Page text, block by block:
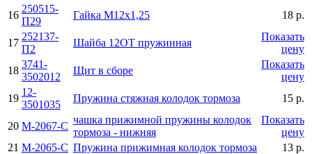
16
250515-
П29
Гайка М12х1,25 18 р.
17
252137-
П2
Шайба 12ОТ пружинная
Показать
цену
18
3741-
3502012
Щит в сборе
Показать
цену
19
12-
3501035
Пружина стяжная колодок тормоза 15 р.
20 М-2067-С
чашка прижимной пружины колодок
тормоза - нижняя
Показать
цену
21 М-2065-С Пружина прижимная колодок тормоза
13 р.